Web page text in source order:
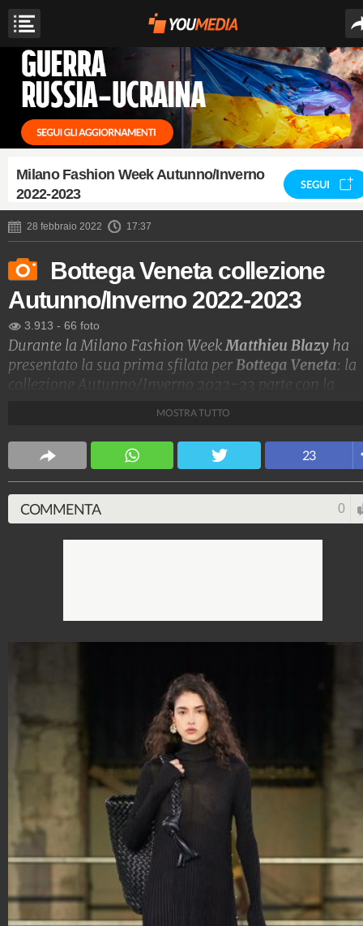
Milano Fashion Week Autunno/Inverno
2022-2023
SEGUI
28 febbraio 2022 17:37
Bottega Veneta collezione
Autunno/Inverno 2022-2023
3.913 - 66 foto
Durante la Milano Fashion WeekMatthieu Blazy ha
presentato la sua prima sfilata perBottega Veneta: la
collezione Autunno/Inverno 2022-23 parte con la
in pelle o paillettes e alti cuissard intrecciati.
1.515.233.132-1.957 video-138.077 foto
MOSTRA TUTTO
23
COMMENTA 0